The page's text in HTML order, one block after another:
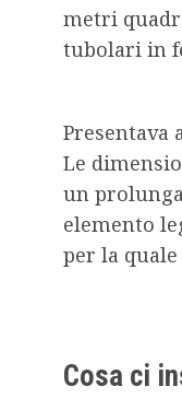
metri
tubolari in
Presentava
Le
un
elemento
per la
Cosa ci